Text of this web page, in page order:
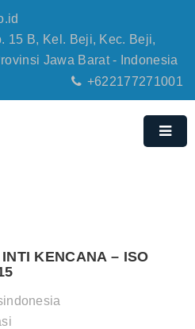
15 B, Kel. Beji, Kec. Beji,
Jawa Barat - Indonesia
+622177271001
INTI KENCANA – ISO